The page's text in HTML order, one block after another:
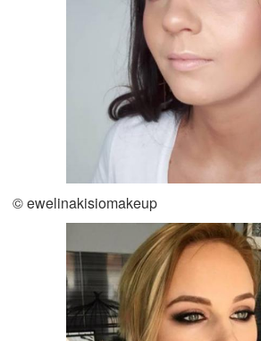
© ewelinakisiomakeup